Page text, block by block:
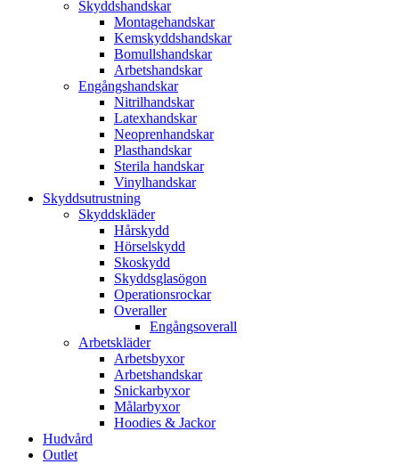
Skyddshandskar
Montagehandskar
Kemskyddshandskar
Bomullshandskar
Arbetshandskar
Engångshandskar
Nitrilhandskar
Latexhandskar
Neoprenhandskar
Plasthandskar
Sterila handskar
Vinylhandskar
Skyddsutrustning
Skyddskläder
Hårskydd
Hörselskydd
Skoskydd
Skyddsglasögon
Operationsrockar
Overaller
Engångsoverall
Arbetskläder
Arbetsbyxor
Arbetshandskar
Snickarbyxor
Målarbyxor
Hoodies & Jackor
Hudvård
Outlet